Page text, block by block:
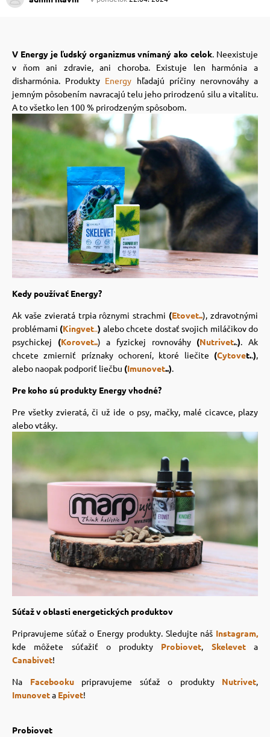
psov
psov
psov
psov
a ohlávky
psov
so psom
poukazy
mačky
a pelechy
mačky
mačky
mačky
mačky
podložky
vitamíny
V Energy je ľudský organizmus vnímaný ako celok. Neexistuje
v ňom ani zdravie, ani choroba. Existuje len harmónia a
disharmónia. Produkty Energy hľadajú príčiny nerovnováhy a
jemným pôsobením navracajú telu jeho prirodzenú silu a vitalitu.
A to všetko len 100 % prirodzeným spôsobom.
Kedy používať Energy?
Ak vaše zvieratá trpia rôznymi strachmi (Etovet..), zdravotnými
problémami (Kingvet..) alebo chcete dostať svojich miláčikov do
psychickej (Korovet..) a fyzickej rovnováhy (Nutrivet..). Ak
chcete zmierniť príznaky ochorení, ktoré liečite (Cytovet..),
alebo naopak podporiť liečbu (Imunovet..).
Pre koho sú produkty Energy vhodné?
Pre všetky zvieratá, či už ide o psy, mačky, malé cicavce, plazy
alebo vtáky.
Súťaž v oblasti energetických produktov
Pripravujeme súťaž o Energy produkty. Sledujte náš Instagram,
kde môžete súťažiť o produkty Probiovet, Skelevet
a
Canabivet!
Na Facebookupripravujeme súťaž o produkty Nutrivet,
Imunoveta Epivet!
Probiovet